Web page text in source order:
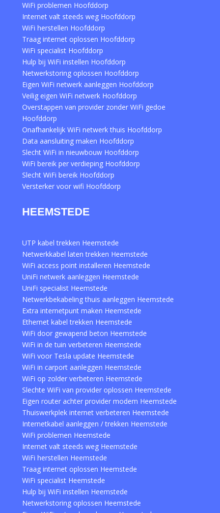
WiFi problemen Hoofddorp
Internet valt steeds weg Hoofddorp
WiFi herstellen Hoofddorp
Traag internet oplossen Hoofddorp
WiFi specialist Hoofddorp
Hulp bij WiFi instellen Hoofddorp
Netwerkstoring oplossen Hoofddorp
Eigen WiFi netwerk aanleggen Hoofddorp
Veilig eigen WiFi netwerk Hoofddorp
Overstappen van provider zonder WiFi gedoe
Hoofddorp
Onafhankelijk WiFi netwerk thuis Hoofddorp
Data aansluiting maken Hoofddorp
Slecht WiFi in nieuwbouw Hoofddorp
WiFi bereik per verdieping Hoofddorp
Slecht WiFi bereik Hoofddorp
Versterker voor wifi Hoofddorp
HEEMSTEDE
UTP kabel trekken Heemstede
Netwerkkabel laten trekken Heemstede
WiFi access point installeren Heemstede
UniFi netwerk aanleggen Heemstede
UniFi specialist Heemstede
Netwerkbekabeling thuis aanleggen Heemstede
Extra internetpunt maken Heemstede
Ethernet kabel trekken Heemstede
WiFi door gewapend beton Heemstede
WiFi in de tuin verbeteren Heemstede
WiFi voor Tesla update Heemstede
WiFi in carport aanleggen Heemstede
WiFi op zolder verbeteren Heemstede
Slechte WiFi van provider oplossen Heemstede
Eigen router achter provider modem Heemstede
Thuiswerkplek internet verbeteren Heemstede
Internetkabel aanleggen / trekken Heemstede
WiFi problemen Heemstede
Internet valt steeds weg Heemstede
WiFi herstellen Heemstede
Traag internet oplossen Heemstede
WiFi specialist Heemstede
Hulp bij WiFi instellen Heemstede
Netwerkstoring oplossen Heemstede